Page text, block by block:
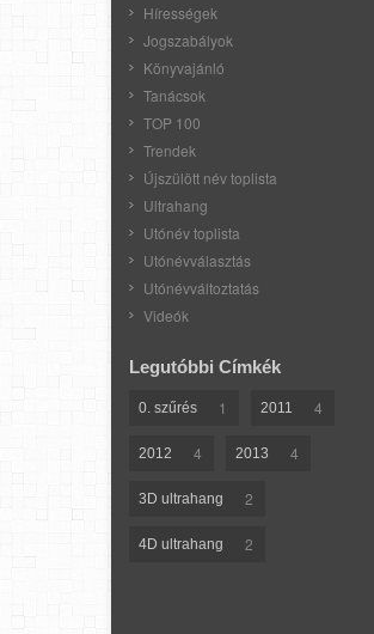
Hírességek
Jogszabályok
Könyvajánló
Tanácsok
TOP 100
Trendek
Újszülött név toplista
Ultrahang
Utónév toplista
Utónévválasztás
Utónévváltoztatás
Videók
Legutóbbi Címkék
0. szűrés 1 2011 4
2012 4 2013 4
3D ultrahang 2
4D ultrahang 2